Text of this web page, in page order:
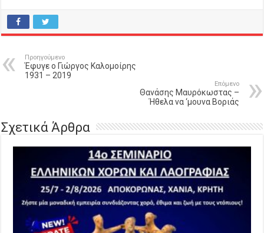
Προηγούμενο
Έφυγε ο Γιώργος Καλομοίρης
1931 – 2019
Επόμενο
Θανάσης Μαυρόκωστας –
Ήθελα να ‘μουνα Βοριάς
Σχετικά Άρθρα